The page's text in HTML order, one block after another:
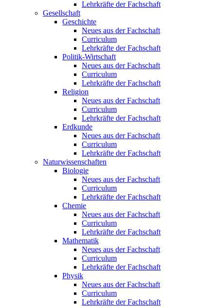
Lehrkräfte der Fachschaft
Gesellschaft
Geschichte
Neues aus der Fachschaft
Curriculum
Lehrkräfte der Fachschaft
Politik-Wirtschaft
Neues aus der Fachschaft
Curriculum
Lehrkräfte der Fachschaft
Religion
Neues aus der Fachschaft
Curriculum
Lehrkräfte der Fachschaft
Erdkunde
Neues aus der Fachschaft
Curriculum
Lehrkräfte der Fachschaft
Naturwissenschaften
Biologie
Neues aus der Fachschaft
Curriculum
Lehrkräfte der Fachschaft
Chemie
Neues aus der Fachschaft
Curriculum
Lehrkräfte der Fachschaft
Mathematik
Neues aus der Fachschaft
Curriculum
Lehrkräfte der Fachschaft
Physik
Neues aus der Fachschaft
Curriculum
Lehrkräfte der Fachschaft